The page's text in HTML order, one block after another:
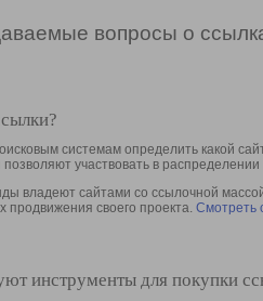
вопросы о
системам определить какой
позволяют участвовать в
владеют сайтами со ссылочной
продвижения своего проекта. Смотреть
инструменты для покупки